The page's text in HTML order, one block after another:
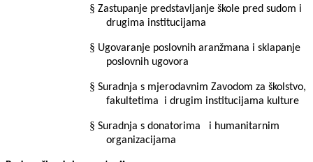
§ Zastupanje predstavljanje škole pred sudom i
drugima institucijama
§ Ugovaranje poslovnih aranžmana i sklapanje
poslovnih ugovora
§ Suradnja s mjerodavnim Zavodom za školstvo,
fakultetima
i drugim institucijama kulture
§ Suradnja s donatorima
i humanitarnim
organizacijama